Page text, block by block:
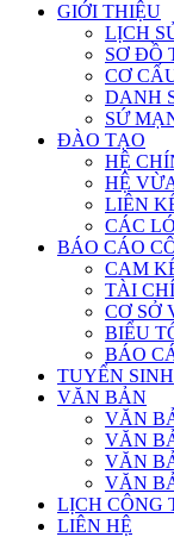
GIỚI THIỆU
LỊCH
SƠ ĐỒ
CƠ
DANH
SỨ
ĐÀO TẠO
HỆ
HỆ
LIÊN
CÁC
BÁO CÁO
CAM
TÀI
CƠ SỞ
BIỂU
BÁO
TUYỂN SINH
VĂN BẢN
VĂN
VĂN
VĂN
VĂN
LỊCH CÔNG
LIÊN HỆ